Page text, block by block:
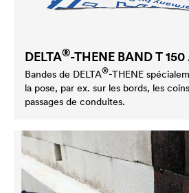
DELTA®-THENE BAND T
Bandes de DELTA®-THENE
la pose, par ex. sur les bords, les
passages de conduites.